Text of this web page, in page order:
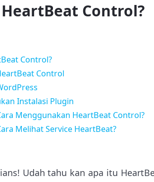
Control?
Control?
Control
Instalasi Plugin
Menggunakan HeartBeat Control?
Melihat Service HeartBeat?
Udah tahu kan apa itu